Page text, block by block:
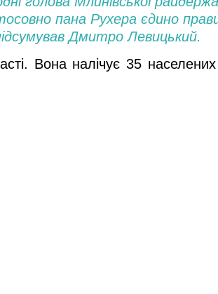
пана Рухера єдино
Дмитро Левицький.
Вона налічує 35